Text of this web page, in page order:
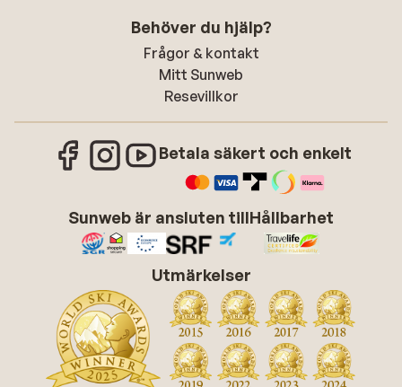
Behöver du hjälp?
Frågor & kontakt
Mitt Sunweb
Resevillkor
Betala säkert och enkelt
Sunweb är ansluten tillHållbarhet
Utmärkelser